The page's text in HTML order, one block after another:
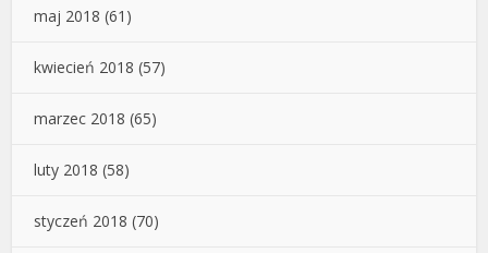
maj 2018 (61)
kwiecień 2018 (57)
marzec 2018 (65)
luty 2018 (58)
styczeń 2018 (70)